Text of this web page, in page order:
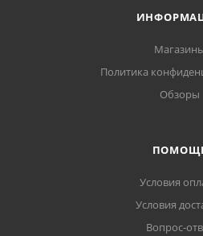
Политика
Обзоры
Условия
Условия
Вопрос-